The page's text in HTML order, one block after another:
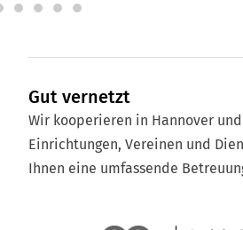
Gut vernetzt
Wir kooperieren in Hannover
Einrichtungen, Vereinen und
Ihnen eine umfassende